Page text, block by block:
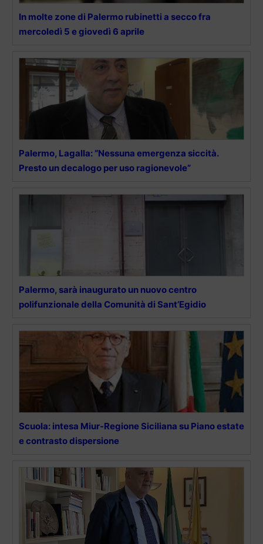
In molte zone di Palermo rubinetti a secco fra
mercoledì 5 e giovedì 6 aprile
Palermo, Lagalla: “Nessuna emergenza siccità.
Presto un decalogo per uso ragionevole”
Palermo, sarà inaugurato un nuovo centro
polifunzionale della Comunità di Sant’Egidio
Scuola: intesa Miur-Regione Siciliana su Piano estate
e contrasto dispersione